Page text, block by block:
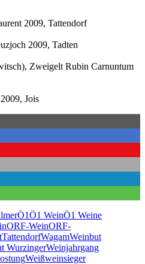
2009, Tattendorf
2009, Tadten
Zweigelt Rubin Carnuntum
Jois
Ö1Ö1 WeinÖ1 Weine
ORF-WeinORF-
TattendorfWagamWeinbut
WurzingerWeinjahrgang
Weißweinsieger